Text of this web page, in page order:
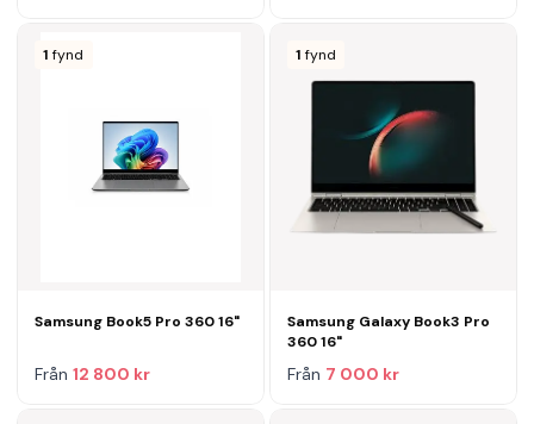
1 fynd
Samsung Book5 Pro 360 16"
Från 12 800 kr
1 fynd
Samsung Galaxy Book3 Pro
360 16"
Från 7 000 kr